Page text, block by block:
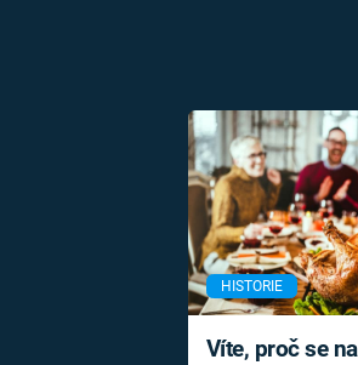
HISTORIE
Víte, proč se